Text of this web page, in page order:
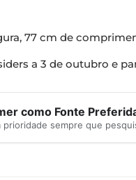
77 cm de
a 3 de outubro e
como Fonte
sempre que